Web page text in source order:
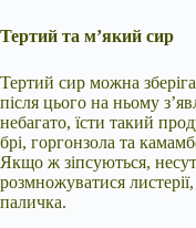
Тертий та м’який сир
Тертий сир можна
після цього на ньому
небагато, їсти такий
брі, горгонзола та
Якщо ж зіпсуються,
розмножуватися
паличка.